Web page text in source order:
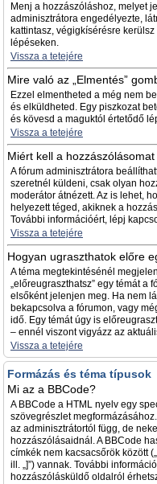
Menj a hozzászóláshoz, melyet
adminisztrátora engedélyezte,
kattintasz, végigkísérésre
lépéseken.
Vissza a tetejére
Mire való az „Elmentés”
Ezzel elmentheted a még nem
és elküldheted. Egy piszkozat
és kövesd a maguktól értetődő
Vissza a tetejére
Miért kell a
A fórum adminisztrátora
szeretnél küldeni, csak olyan
moderátor átnézett. Az is lehet,
helyezett téged, akiknek a
További információért, lépj
Vissza a tetejére
Hogyan ugraszthatok előre
A téma megtekintésénél
„előreugraszthatsz” egy témát a
elsőként jelenjen meg. Ha nem
bekapcsolva a fórumon, vagy
idő. Egy témát úgy is
– ennél viszont vigyázz az
Vissza a tetejére
Formázás és téma típusok
Mi az a BBCode?
A BBCode a HTML nyelv egy
szövegrészlet
az adminisztrátortól függ, de
hozzászólásaidnál. A BBCode
címkék nem kacsacsőrök között
ill. „]”) vannak. További
hozzászólásküldő oldalról